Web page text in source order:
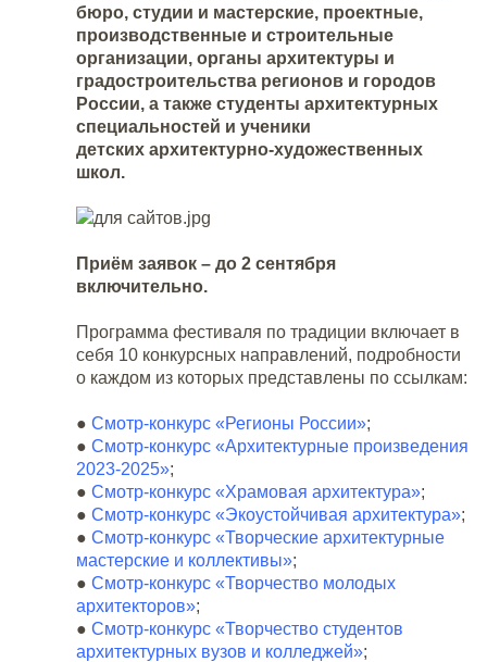
бюро, студии и мастерские, проектные,
производственные и строительные
организации, органы архитектуры и
градостроительства регионов и городов
России, а также студенты архитектурных
специальностей и ученики
детских архитектурно-художественных
школ.
Приём заявок – до 2 сентября
включительно.
Программа фестиваля по традиции включает в
себя 10 конкурсных направлений, подробности
о каждом из которых представлены по ссылкам:
● Смотр-конкурс «Регионы России»;
● Смотр-конкурс «Архитектурные произведения
2023-2025»;
● Смотр-конкурс «Храмовая архитектура»;
● Смотр-конкурс «Экоустойчивая архитектура»;
● Смотр-конкурс «Творческие архитектурные
мастерские и коллективы»;
● Смотр-конкурс «Творчество молодых
архитекторов»;
● Смотр-конкурс «Творчество студентов
архитектурных вузов и колледжей»;